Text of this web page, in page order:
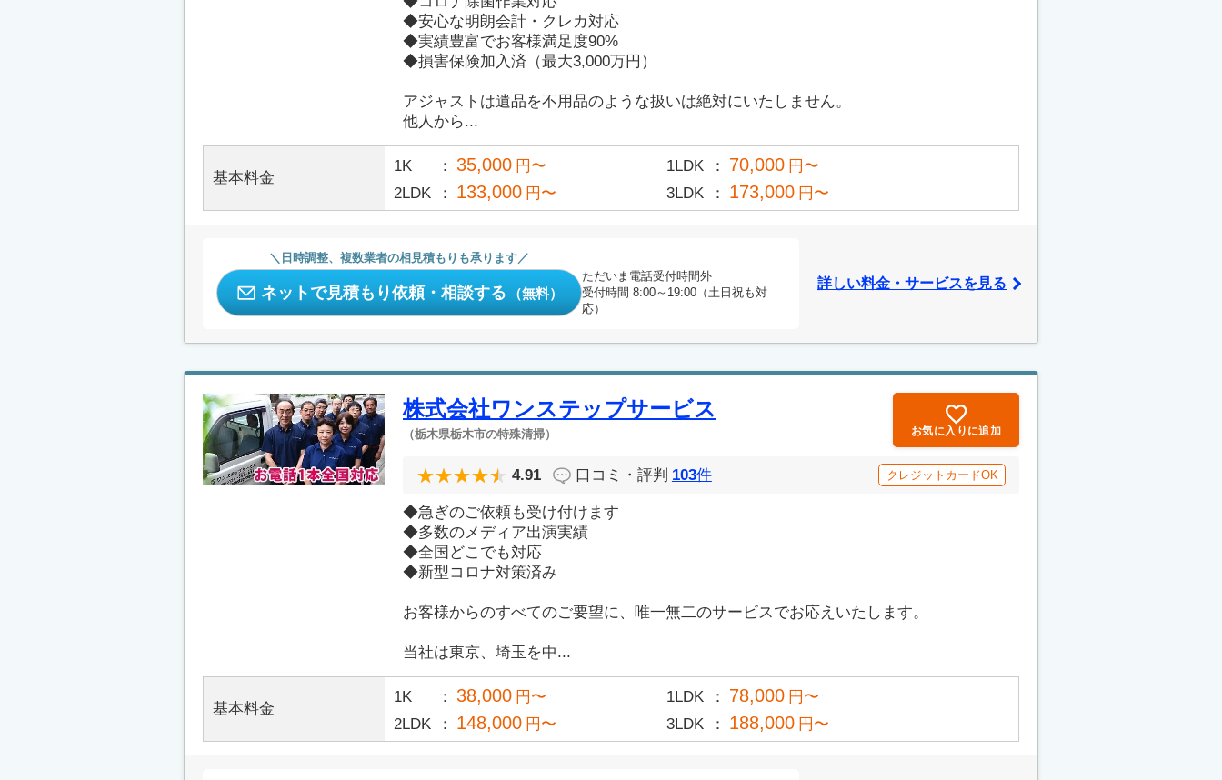
◆安心な明朗会計・クレカ対応
◆実績豊富でお客様満足度90%
◆損害保険加入済（最大3,000万円）
アジャストは遺品を不用品のような扱いは絶対にいたしません。
他人から...
基本料金
1K 35,000 円〜 1LDK 70,000 円〜
2LDK
133,000 円〜 3LDK 173,000 円〜
日時調整、複数業者の相見積もりも承ります
ネットで見積もり依頼・相談する （無料）
ただいま電話受付時間外
受付時間 8:00～19:00（土日祝も対
応）
詳しい料金・サービスを見る
株式会社ワンステップサービス
（栃木県栃木市の特殊清掃） お気に入りに追加
4.91 口コミ・評判 103件 クレジットカードOK
◆急ぎのご依頼も受け付けます
◆多数のメディア出演実績
◆全国どこでも対応
◆新型コロナ対策済み
お客様からのすべてのご要望に、唯一無二のサービスでお応えいたします。
当社は東京、埼玉を中...
基本料金
1K 38,000 円〜 1LDK 78,000 円〜
2LDK
148,000 円〜 3LDK 188,000 円〜